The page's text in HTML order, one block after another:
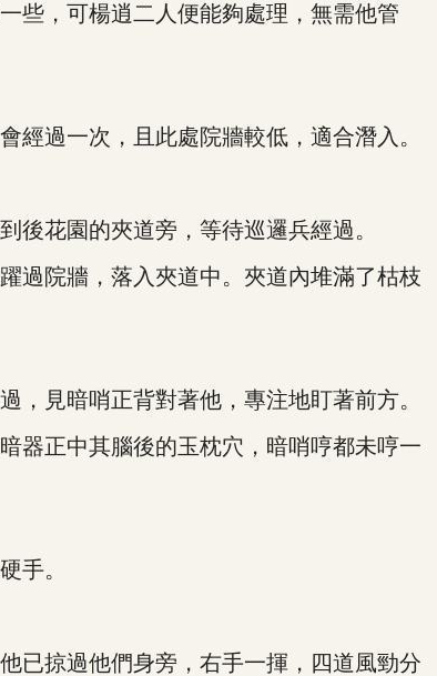
，可楊逍二人便能夠處理，無需他管
過一次，且此處院牆較低，適合潛入。
花園的夾道旁，等待巡邏兵經過。
院牆，落入夾道中。夾道內堆滿了枯枝
見暗哨正背對著他，專注地盯著前方。
正中其腦後的玉枕穴，暗哨哼都未哼一
手。
掠過他們身旁，右手一揮，四道風勁分